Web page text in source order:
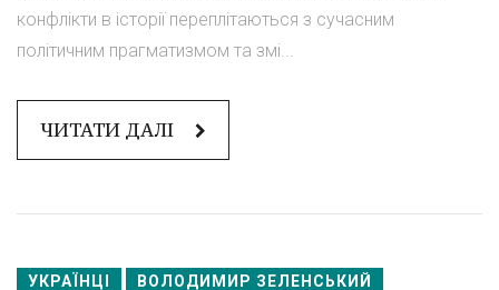
конфлікти в історії переплітаються з сучасним
політичним прагматизмом та змі...
ЧИТАТИ ДАЛІ
УКРАЇНЦІ ВОЛОДИМИР ЗЕЛЕНСЬКИЙ